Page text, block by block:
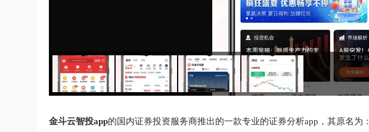
金斗云智投app的国内证券投资服务商推出的一款专业的证券分析app，其原名为：